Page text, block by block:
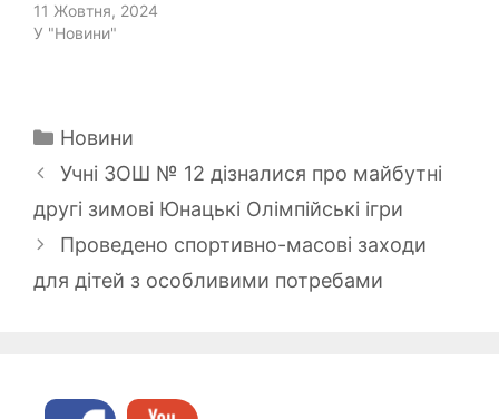
11 Жовтня, 2024
У "Новини"
Категорії
Новини
Учні ЗОШ № 12 дізналися про майбутні
другі зимові Юнацькі Олімпійські ігри
Проведено спортивно-масові заходи
для дітей з особливими потребами